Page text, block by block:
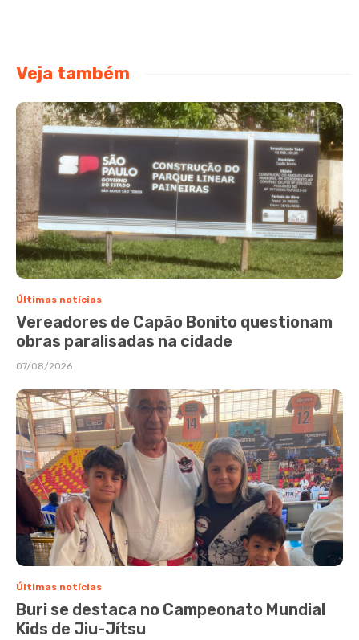
Veja também
Últimas notícias
Vereadores de Capão Bonito questionam
obras paralisadas na cidade
07/08/2026
Últimas notícias
Buri se destaca no Campeonato Mundial
Kids de Jiu-Jítsu